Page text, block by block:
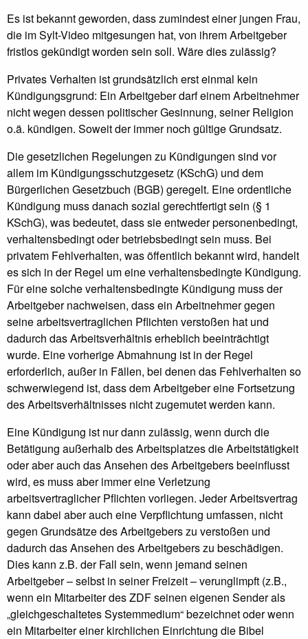
Es ist bekannt geworden, dass zumindest einer jungen Frau,
die im Sylt-Video mitgesungen hat, von ihrem Arbeitgeber
fristlos gekündigt worden sein soll. Wäre dies zulässig?
Privates Verhalten ist grundsätzlich erst einmal kein
Kündigungsgrund: Ein Arbeitgeber darf einem Arbeitnehmer
nicht wegen dessen politischer Gesinnung, seiner Religion
o.ä. kündigen. Soweit der immer noch gültige Grundsatz.
Die gesetzlichen Regelungen zu Kündigungen sind vor
allem im Kündigungsschutzgesetz (KSchG) und dem
Bürgerlichen Gesetzbuch (BGB) geregelt. Eine ordentliche
Kündigung muss danach sozial gerechtfertigt sein (§ 1
KSchG), was bedeutet, dass sie entweder personenbedingt,
verhaltensbedingt oder betriebsbedingt sein muss. Bei
privatem Fehlverhalten, was öffentlich bekannt wird, handelt
es sich in der Regel um eine verhaltensbedingte Kündigung.
Für eine solche verhaltensbedingte Kündigung muss der
Arbeitgeber nachweisen, dass ein Arbeitnehmer gegen
seine arbeitsvertraglichen Pflichten verstoßen hat und
dadurch das Arbeitsverhältnis erheblich beeinträchtigt
wurde. Eine vorherige Abmahnung ist in der Regel
erforderlich, außer in Fällen, bei denen das Fehlverhalten so
schwerwiegend ist, dass dem Arbeitgeber eine Fortsetzung
des Arbeitsverhältnisses nicht zugemutet werden kann.
Eine Kündigung ist nur dann zulässig, wenn durch die
Betätigung außerhalb des Arbeitsplatzes die Arbeitstätigkeit
oder aber auch das Ansehen des Arbeitgebers beeinflusst
wird, es muss aber immer eine Verletzung
arbeitsvertraglicher Pflichten vorliegen. Jeder Arbeitsvertrag
kann dabei aber auch eine Verpflichtung umfassen, nicht
gegen Grundsätze des Arbeitgebers zu verstoßen und
dadurch das Ansehen des Arbeitgebers zu beschädigen.
Dies kann z.B. der Fall sein, wenn jemand seinen
Arbeitgeber – selbst in seiner Freizeit – verunglimpft (z.B.,
wenn ein Mitarbeiter des ZDF seinen eigenen Sender als
„gleichgeschaltetes Systemmedium“ bezeichnet oder wenn
ein Mitarbeiter einer kirchlichen Einrichtung die Bibel